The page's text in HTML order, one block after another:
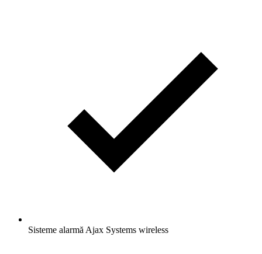
Sisteme alarmă Ajax Systems wireless